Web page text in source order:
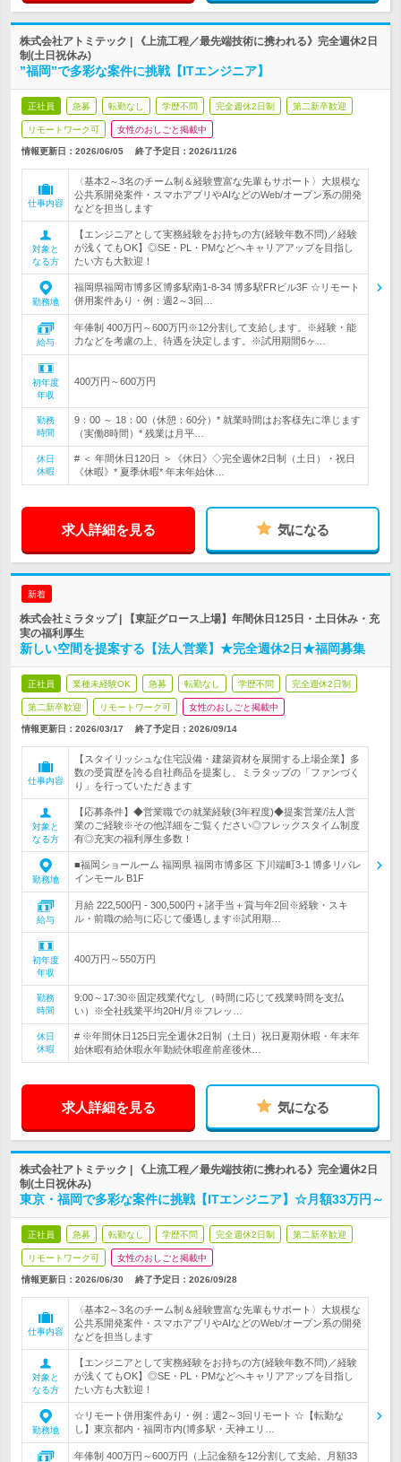
株式会社アトミテック | 《上流工程／最先端技術に携われる》完全週休2日
制(土日祝休み)
”福岡”で多彩な案件に挑戦【ITエンジニア】
正社員 急募 転勤なし 学歴不問 完全週休2日制 第二新卒歓迎
リモートワーク可 女性のおしごと掲載中
情報更新日：2026/06/05 終了予定日： 2026/11/26
仕事内容
〈基本2～3名のチーム制＆経験豊富な先輩もサポート〉大規模な
公共系開発案件・スマホアプリやAIなどのWeb/オープン系の開発
などを担当します
対象と
なる方
【エンジニアとして実務経験をお持ちの方(経験年数不問)／経験
が浅くてもOK】◎SE・PL・PMなどへキャリアアップを目指し
たい方も大歓迎！
勤務地
福岡県福岡市博多区博多駅南1-8-34 博多駅FRビル3F ☆リモート
併用案件あり・例：週2～3回…
給与
年俸制 400万円～600万円※12分割して支給します。※経験・能
力などを考慮の上、待遇を決定します。※試用期間6ヶ…
初年度
年収
400万円～600万円
勤務
時間
9：00 ～ 18：00（休憩：60分）* 就業時間はお客様先に準じます
（実働8時間）* 残業は月平…
休日
休暇
# ＜ 年間休日120日 ＞《休日》◇完全週休2日制（土日）・祝日
《休暇》* 夏季休暇* 年末年始休…
求人詳細を見る 気になる
新着
株式会社ミラタップ | 【東証グロース上場】年間休日125日・土日休み・充
実の福利厚生
新しい空間を提案する【法人営業】★完全週休2日★福岡募集
正社員 業種未経験OK 急募 転勤なし 学歴不問 完全週休2日制
第二新卒歓迎 リモートワーク可 女性のおしごと掲載中
情報更新日：2026/03/17 終了予定日： 2026/09/14
仕事内容
【スタイリッシュな住宅設備・建築資材を展開する上場企業】多
数の受賞歴を誇る自社商品を提案し、ミラタップの「ファンづく
り」を行っていただきます
対象と
なる方
【応募条件】◆営業職での就業経験(3年程度)◆提案営業/法人営
業のご経験※その他詳細をご覧ください◎フレックスタイム制度
有◎充実の福利厚生多数！
勤務地
■福岡ショールーム 福岡県 福岡市博多区 下川端町3-1 博多リバレ
インモール B1F
給与
月給 222,500円 - 300,500円＋諸手当＋賞与年2回※経験・スキ
ル・前職の給与に応じて優遇します※試用期…
初年度
年収
400万円～550万円
勤務
時間
9:00～17:30※固定残業代なし（時間に応じて残業時間を支払
い）※全社残業平均20H/月※フレッ…
休日
休暇
# ※年間休日125日完全週休2日制（土日）祝日夏期休暇・年末年
始休暇有給休暇永年勤続休暇産前産後休…
求人詳細を見る 気になる
株式会社アトミテック | 《上流工程／最先端技術に携われる》完全週休2日
制(土日祝休み)
東京・福岡で多彩な案件に挑戦【ITエンジニア】☆月額33万円～
正社員 急募 転勤なし 学歴不問 完全週休2日制 第二新卒歓迎
リモートワーク可 女性のおしごと掲載中
情報更新日：2026/06/30 終了予定日： 2026/09/28
仕事内容
〈基本2～3名のチーム制＆経験豊富な先輩もサポート〉大規模な
公共系開発案件・スマホアプリやAIなどのWeb/オープン系の開発
などを担当します
対象と
なる方
【エンジニアとして実務経験をお持ちの方(経験年数不問)／経験
が浅くてもOK】◎SE・PL・PMなどへキャリアアップを目指し
たい方も大歓迎！
勤務地
☆リモート併用案件あり・例：週2～3回リモート ☆【転勤な
し】東京都内・福岡市内(博多駅・天神エリ…
年俸制 400万円～600万円（上記金額を12分割して支給。月額33